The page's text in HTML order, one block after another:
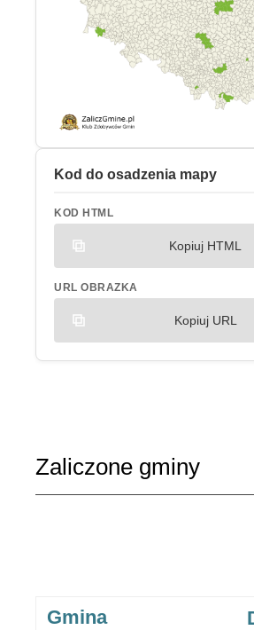
Kod do osadzenia mapy
KOD HTML
Kopiuj HTML
URL OBRAZKA
Kopiuj URL
Zaliczone gminy
Gmina